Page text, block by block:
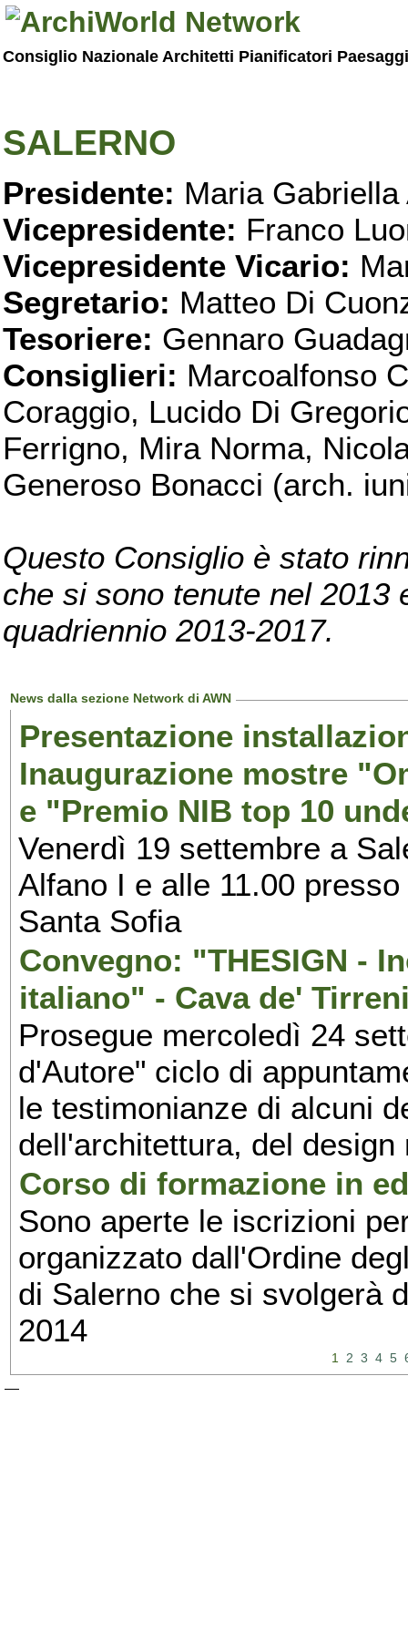
Consiglio Nazionale Architetti Pianificatori
SALERNO
Presidente: Maria Gabriella
Vicepresidente: Franco
Vicepresidente Vicario:
Segretario: Matteo Di
Tesoriere: Gennaro
Consiglieri: Marcoalfonso
Coraggio, Lucido Di
Ferrigno, Mira Norma,
Generoso Bonacci (arch.
Questo Consiglio è stato
che si sono tenute nel 2013
quadriennio 2013-2017.
News dalla sezione Network di AWN
Presentazione
Inaugurazione mostre
e "Premio NIB top 10
Venerdì 19 settembre a
Alfano I e alle 11.00
Santa Sofia
Convegno: "THESIGN -
italiano" - Cava de'
Prosegue mercoledì 24
d'Autore" ciclo di
le testimonianze di alcuni
dell'architettura, del
Corso di formazione in
Sono aperte le iscrizioni
organizzato dall'Ordine
di Salerno che si svolgerà
2014
1 2 3 4 5